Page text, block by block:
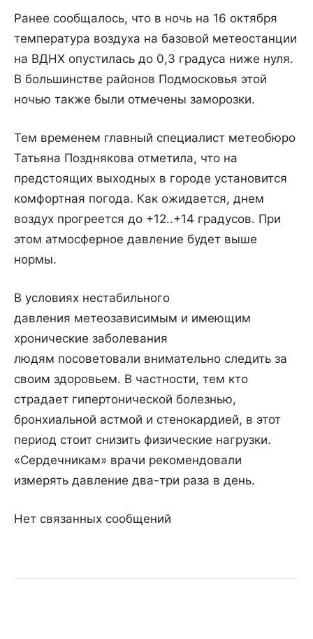
Ранее сообщалось, что в ночь на 16 октября
температура воздуха на базовой метеостанции
на ВДНХ опустилась до 0,3 градуса ниже нуля.
В большинстве районов Подмосковья этой
ночью также были отмечены заморозки.
Тем временем главный специалист метеобюро
Татьяна Позднякова отметила, что на
предстоящих выходных в городе установится
комфортная погода. Как ожидается, днем
воздух прогреется до +12..+14 градусов. При
этом атмосферное давление будет выше
нормы.
В условиях нестабильного
давления метеозависимым и имеющим
хронические заболевания
людям посоветовали внимательно следить за
своим здоровьем. В частности, тем кто
страдает гипертонической болезнью,
бронхиальной астмой и стенокардией, в этот
период стоит снизить физические нагрузки.
«Сердечникам» врачи рекомендовали
измерять давление два-три раза в день.
Нет связанных сообщений